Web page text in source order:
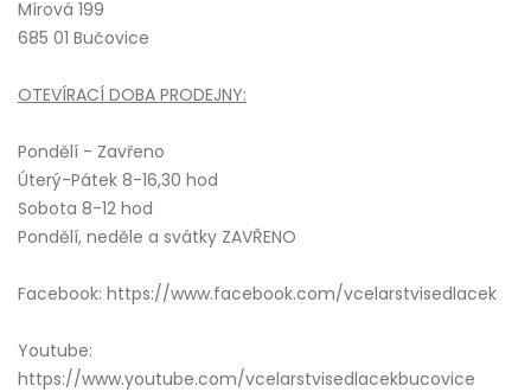
Mírová 199
685 01 Bučovice
OTEVÍRACÍ DOBA PRODEJNY:
Pondělí - Zavřeno
Úterý-Pátek 8-16,30 hod
Sobota 8-12 hod
Pondělí, neděle a svátky ZAVŘENO
Facebook: https://www.facebook.com/vcelarstvisedlacek
Youtube:
https://www.youtube.com/vcelarstvisedlacekbucovice